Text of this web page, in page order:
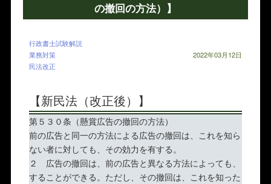
の撤回の方法）】
行政書士試験解説
業務対策
民法改正
2022年03月12日
【新民法（改正後）】
第５３０条（懸賞広告の撤回の方法）
前の広告と同一の方法による広告の撤回は、これを知ら
ない者に対しても、その効力を有する。
２ 広告の撤回は、前の広告と異なる方法によっても、
することができる。ただし、その撤回は、これを知った